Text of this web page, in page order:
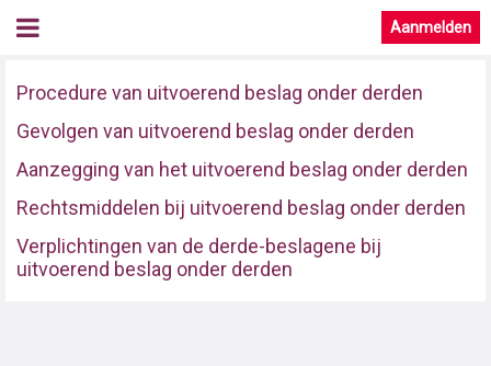
Aanmelden
Procedure van uitvoerend beslag onder derden
Gevolgen van uitvoerend beslag onder derden
Aanzegging van het uitvoerend beslag onder derden
Rechtsmiddelen bij uitvoerend beslag onder derden
Verplichtingen van de derde-beslagene bij
uitvoerend beslag onder derden